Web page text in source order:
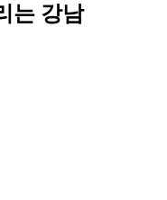
는 강남